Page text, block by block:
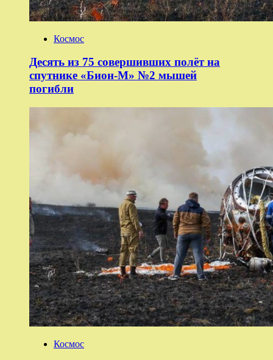
Космос
Десять из 75 совершивших полёт на
спутнике «Бион-М» №2 мышей
погибли
Космос